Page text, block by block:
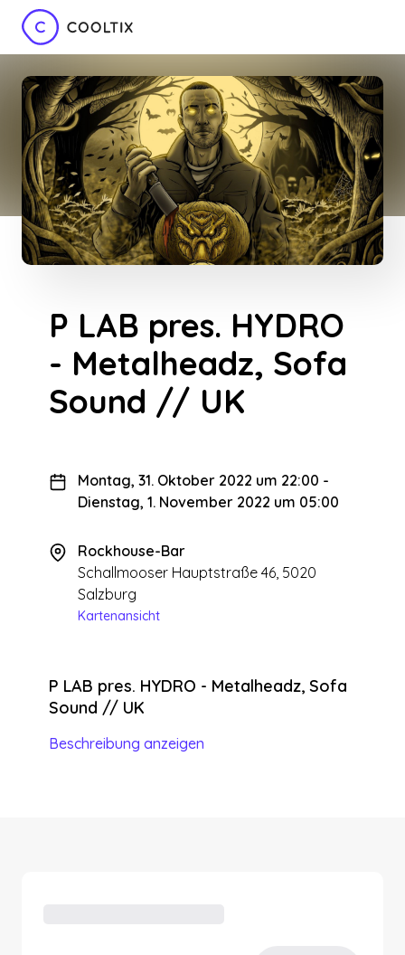
P LAB pres. HYDRO
- Metalheadz, Sofa
Sound // UK
Montag, 31. Oktober 2022 um 22:00 -
Dienstag, 1. November 2022 um 05:00
Rockhouse-Bar
Schallmooser Hauptstraße 46, 5020
Salzburg
Kartenansicht
P LAB pres. HYDRO - Metalheadz, Sofa
Sound // UK
Beschreibung anzeigen